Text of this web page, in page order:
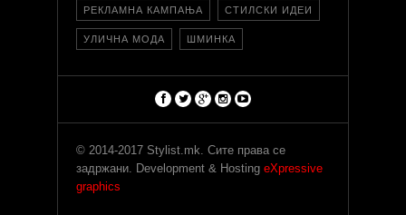
РЕКЛАМНА КАМПАЊА СТИЛСКИ ИДЕИ
УЛИЧНА МОДА ШМИНКА
© 2014-2017 Stylist.mk. Сите права се
задржани. Development & Hosting eXpressive
graphics